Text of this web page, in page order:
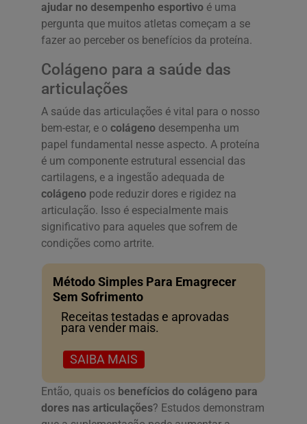
ajudar no desempenho esportivo é uma
pergunta que muitos atletas começam a se
fazer ao perceber os benefícios da proteína.
Colágeno para a saúde das
articulações
A saúde das articulações é vital para o nosso
bem-estar, e o colágeno desempenha um
papel fundamental nesse aspecto. A proteína
é um componente estrutural essencial das
cartilagens, e a ingestão adequada de
colágeno pode reduzir dores e rigidez na
articulação. Isso é especialmente mais
significativo para aqueles que sofrem de
condições como artrite.
Método Simples Para Emagrecer
Sem Sofrimento
Receitas testadas e aprovadas
para vender mais.
SAIBA MAIS
Então, quais os benefícios do colágeno para
dores nas articulações? Estudos demonstram